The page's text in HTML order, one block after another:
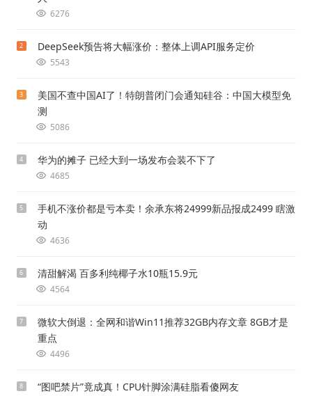
6276
2 DeepSeek预告将大幅涨价：整体上调API服务定价
5543
3
美国不查中国AI了！特朗普闭门会通知硅谷：中国大模型免
测
5086
4 华为的摊子 已经大到一场发布会装不下了
4685
5
手机不涨价都是亏本卖！余承东将24999新品报成2499 瞎激
动
4636
6 清甜解渴 百多利纯椰子水10瓶15.9元
4564
7
微软大倒退：全网和谐Win11推荐32GB内存文章 8GB才是
重点
4496
8 “图吧禁片”竟成真！CPU针脚涂满硅脂看傻网友